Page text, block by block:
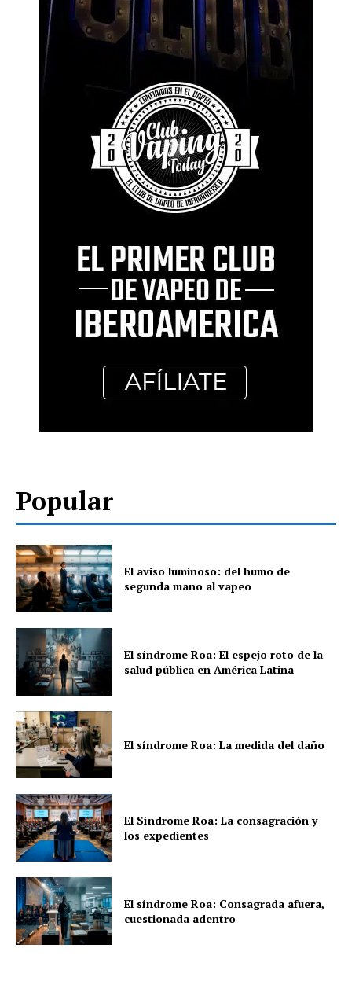
Popular
El aviso luminoso: del humo de
segunda mano al vapeo
El síndrome Roa: El espejo roto de la
salud pública en América Latina
El síndrome Roa: La medida del daño
El Síndrome Roa: La consagración y
los expedientes
El síndrome Roa: Consagrada afuera,
cuestionada adentro